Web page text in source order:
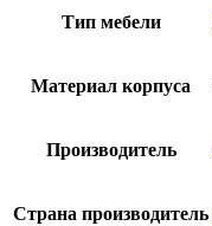
Тип мебели
Материал корпуса
Производитель
Страна производитель